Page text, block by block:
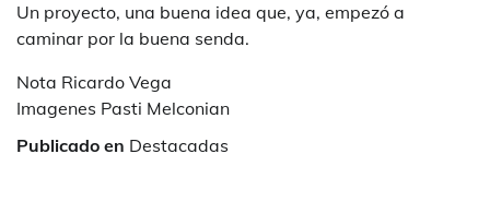
Un proyecto, una buena idea que, ya, empezó a
caminar por la buena senda.
Nota Ricardo Vega
Imagenes Pasti Melconian
Publicado en Destacadas